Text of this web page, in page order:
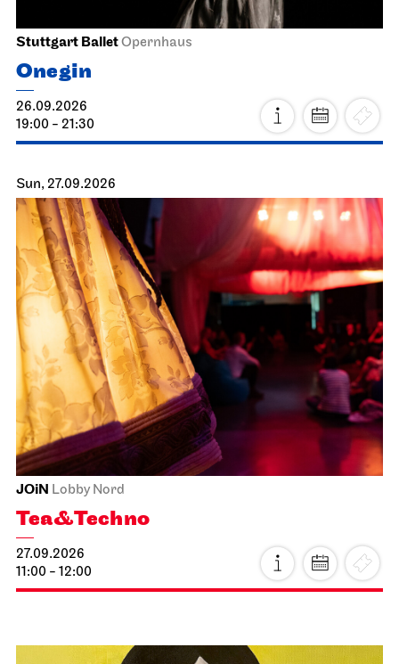
Stuttgart BalletOpernhaus
Onegin
26.09.2026
19:00 - 21:30
Sun, 27.09.2026
JOiN Lobby Nord
Tea&Techno
27.09.2026
11:00 - 12:00